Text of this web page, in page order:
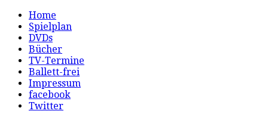
Home
Spielplan
DVDs
Bücher
TV-Termine
Ballett-frei
Impressum
facebook
Twitter